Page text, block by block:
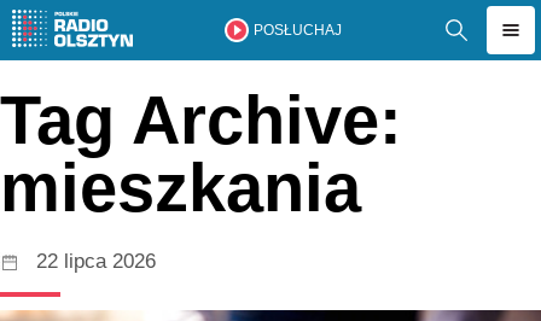
POSŁUCHAJ
Tag Archive:
mieszkania
22 lipca 2026